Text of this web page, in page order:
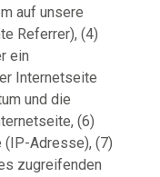
auf unsere
Referrer), (4)
ein
Internetseite
und die
(6)
Adresse), (7)
zugreifenden